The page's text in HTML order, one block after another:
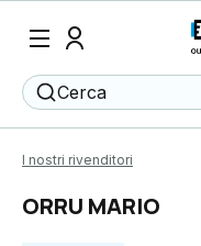
Cerca
I nostri rivenditori
ORRU MARIO